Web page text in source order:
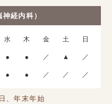
経内科）
水 木 金 土 日
● ● ／ ▲ ／
● ● ／ ／ ／
、年末年始